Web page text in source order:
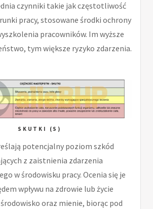
czynniki takie jak częstotliwość
pracy, stosowane środki ochrony
pracowników. Im wyższe
tym większe ryzyko zdarzenia.
SKUTKI (S)
potencjalny poziom szkód
z zaistnienia zdarzenia
w środowisku pracy. Ocenia się je
wpływu na zdrowie lub życie
oraz mienie, biorąc pod